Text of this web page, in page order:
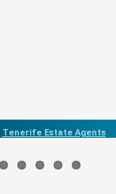
Tenerife Estate Agents